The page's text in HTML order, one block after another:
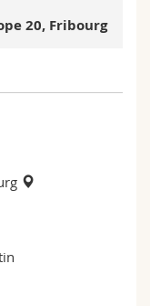
20, Fribourg